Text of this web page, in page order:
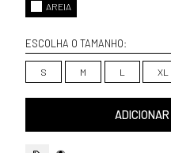
AREIA
ESCOLHA O TAMANHO:
S M L XL